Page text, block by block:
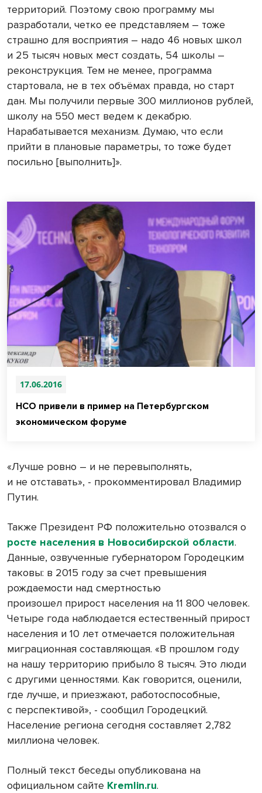
территорий. Поэтому свою программу мы
разработали, четко ее представляем – тоже
страшно для восприятия – надо 46 новых школ
и 25 тысяч новых мест создать, 54 школы –
реконструкция. Тем не менее, программа
стартовала, не в тех объёмах правда, но старт
дан. Мы получили первые 300 миллионов рублей,
школу на 550 мест ведем к декабрю.
Нарабатывается механизм. Думаю, что если
прийти в плановые параметры, то тоже будет
посильно [выполнить]».
17.06.2016
НСО привели в пример на Петербургском
экономическом форуме
«Лучше ровно – и не перевыполнять,
и не отставать», - прокомментировал Владимир
Путин.
Также Президент РФ положительно отозвался о
росте населения в Новосибирской области.
Данные, озвученные губернатором Городецким
таковы: в 2015 году за счет превышения
рождаемости над смертностью
произошел прирост населения на 11 800 человек.
Четыре года наблюдается естественный прирост
населения и 10 лет отмечается положительная
миграционная составляющая. «В прошлом году
на нашу территорию прибыло 8 тысяч. Это люди
с другими ценностями. Как говорится, оценили,
где лучше, и приезжают, работоспособные,
с перспективой», - сообщил Городецкий.
Население региона сегодня составляет 2,782
миллиона человек.
Полный текст беседы опубликована на
официальном сайте Kremlin.ru.